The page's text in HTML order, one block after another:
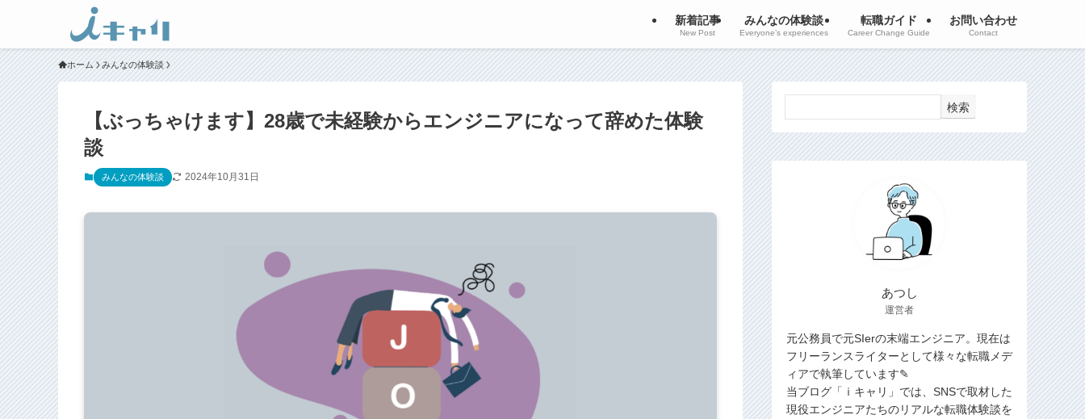
新着記事
New Post
みんなの体験談
Everyone’s experiences
転職ガイド
Career Change Guide
お問い合わせ
Contact
ホーム みんなの体験談
【ぶっちゃけます】28歳で未経験からエンジニアになって辞めた体験
談
みんなの体験談 2024年10月31日
検索
あつし
運営者
元公務員で元SIerの末端エンジニア。現在は
フリーランスライターとして様々な転職メデ
ィアで執筆しています✎
当ブログ「ｉキャリ」では、SNSで取材した
現役エンジニアたちのリアルな転職体験談を